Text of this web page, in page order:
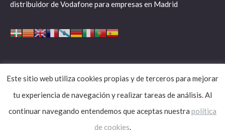
distribuidor de Vodafone para empresas en Madrid
aspafone.com
Aviso legal|Política de cookies|Política de privacidad| © aspafone
Este sitio web utiliza cookies propias y de terceros para mejorar
tu experiencia de navegación y realizar tareas de análisis. Al
continuar navegando entendemos que aceptas nuestra política
de cookies.